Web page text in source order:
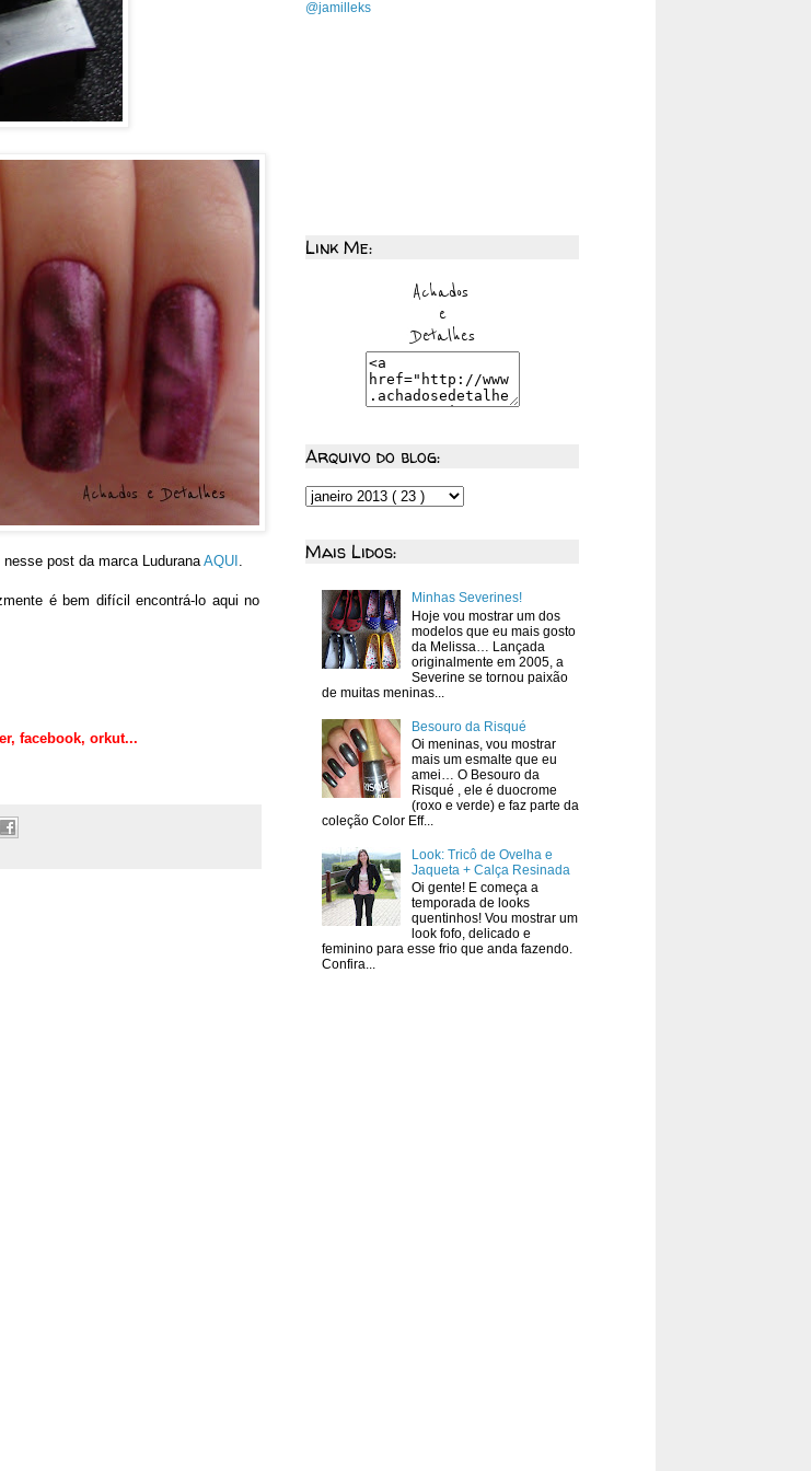
post da marca LuduranaAQUI .
é bem difícil encontrá-lo aqui no
facebook, orkut...
@jamilleks
Link Me:
Arquivo do blog:
Mais Lidos:
Minhas Severines!
Hoje vou mostrar um dos
modelos que eu mais gosto
da Melissa… Lançada
originalmente em 2005, a
Severine se tornou paixão
de muitas meninas...
Besouro da Risqué
Oi meninas, vou mostrar
mais um esmalte que eu
amei… O Besouro da
Risqué , ele é duocrome
(roxo e verde) e faz parte da
coleção Color Eff...
Look: Tricô de Ovelha e
Jaqueta + Calça Resinada
Oi gente! E começa a
temporada de looks
quentinhos! Vou mostrar um
look fofo, delicado e
feminino para esse frio que anda fazendo.
Confira...